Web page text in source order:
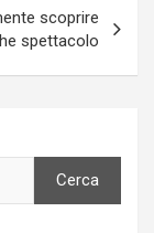
scoprire
spettacolo
Cerca